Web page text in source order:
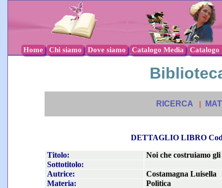
Home Chi siamo Dove siamo Catalogo Media Catalogo
RICERCA |
DETTAGLIO LIBRO
Titolo:
Noi che costruiamo
Sottotitolo:
Autrice:
Costamagna Luisella
Materia:
Politica